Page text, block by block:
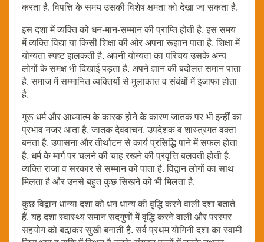
करता है. विपत्ति के समय उसकी विशेष क्षमता को देखा जा सकता है.
इस दशा में व्यक्ति को धन-मान-सम्मान की प्राप्ति होती है. इस समय
में व्यक्ति विद्या या किसी शिक्षा की ओर अपना रूझान पाता है. शिक्षा में
योग्यता स्पष्ट झलकती है. अपनी योग्यता का परिचय उसके अन्य
लोगों के समक्ष भी दिखाई पड़ता है. अपने ज्ञान की बदोलत समान पाता
है. समाज में सम्मानित व्यक्तियों से मुलाकात व संबंधों में इजाफा होता
है.
गुरू धर्म और आध्यात्म के कारक होने के कारण जातक पर भी इन्हीं का
प्रभाव नजर आता है. जातक देववाचन, उपदेशक व शास्त्रगत वक्ता
बनता है. उपासना और तीर्थाटन से कार्य प्रसिद्धि पाने में सफल होता
है. धर्म के मार्ग पर चलने की चाह रखने की प्रवृत्ति बलवती होती है.
व्यक्ति राजा व सरकार से सम्मान को पाता है. विद्वान लोगों का साथ
मिलता है और उनसे बहुत कुछ सिखने को भी मिलता है.
कुछ विद्वान धान्या दशा को धन धान्य की वृद्धि करने वाली दशा बताते
हैं. यह दशा स्वास्थ्य समान सदगुणों में वृद्धि करने वाली और परस्पर
सहयोग को बढा़कर सुखी बनाती है. सर्व प्रथम योगिनी दशा का स्वामी